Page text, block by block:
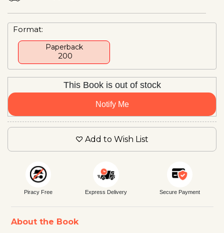
Format:
Paperback
₹ 200
This Book is out of stock
Notify Me
Add to Wish List
Piracy Free Express Delivery Secure Payment
About the Book